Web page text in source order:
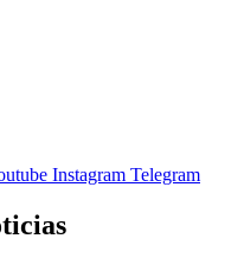
Instagram Telegram